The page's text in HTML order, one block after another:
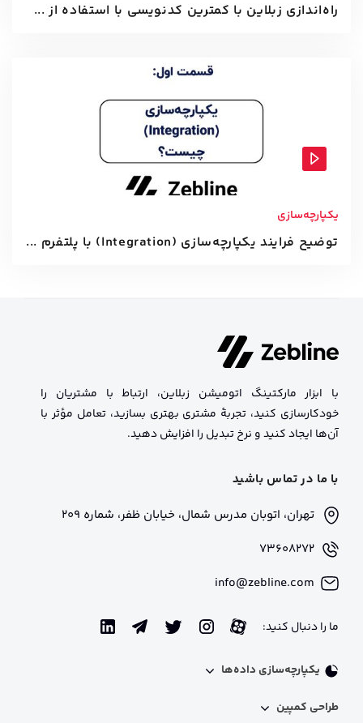
راه‌اندازی زبلاین با کمترین کدنویسی با استفاده از ...
یکپارچه‌سازی
توضیح فرایند یکپارچه‌سازی (Integration) با پلتفرم ...
با ابزار مارکتینگ اتومیشن زبلاین، ارتباط با مشتریان را
خودکارسازی کنید، تجربهٔ مشتری بهتری بسازید، تعامل مؤثر با
آن‌ها ایجاد کنید و نرخ تبدیل را افزایش دهید.
با ما در تماس باشید
تهران، اتوبان مدرس شمال، خیابان ظفر، شماره 209
73608272
info@zebline.com
ما را دنبال کنید:
یکپارچه‌سازی داده‌ها
طراحی کمپین